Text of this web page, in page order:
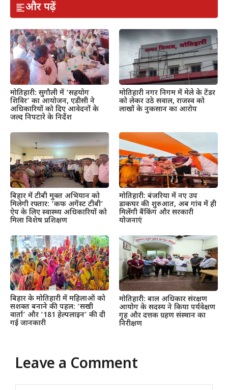
और पढ़ें
मोतिहारी: सुगौली में ‘सहयोग
शिविर’ का आयोजन, एडीसी ने
अधिकारियों को दिए आवेदनों के
जल्द निपटारे के निर्देश
मोतिहारी नगर निगम में मेले के टेंडर
को लेकर उठे सवाल, राजस्व को
लाखों के नुकसान का आरोप
बिहार में टीबी मुक्त अभियान को
मिलेगी रफ्तार: ‘कफ अगेंस्ट टीबी’
ऐप के लिए स्वास्थ्य अधिकारियों को
मिला विशेष प्रशिक्षण
मोतिहारी: बंजरिया में नए उप
डाकघर की शुरुआत, अब गांव में ही
मिलेंगी बैंकिंग और सरकारी
योजनाएं
बिहार के मोतिहारी में महिलाओं को
सशक्त बनाने की पहल: ‘सखी
वार्ता’ और ‘181 हेल्पलाइन’ की दी
गई जानकारी
मोतिहारी: बाल अधिकार संरक्षण
आयोग के सदस्य ने किया पर्यवेक्षण
गृह और दत्तक ग्रहण संस्थान का
निरीक्षण
Leave a Comment